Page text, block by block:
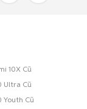
10X Cũ
Ultra Cũ
Youth Cũ